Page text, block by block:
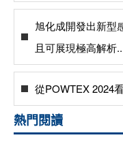
旭化成開發出新型
且可展現極高解析
從POWTEX 2024
熱門閱讀